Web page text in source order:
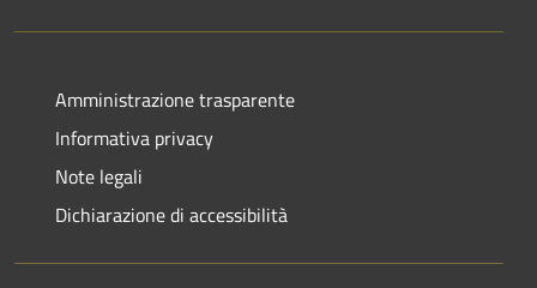
Amministrazione trasparente
Informativa privacy
Note legali
Dichiarazione di accessibilità